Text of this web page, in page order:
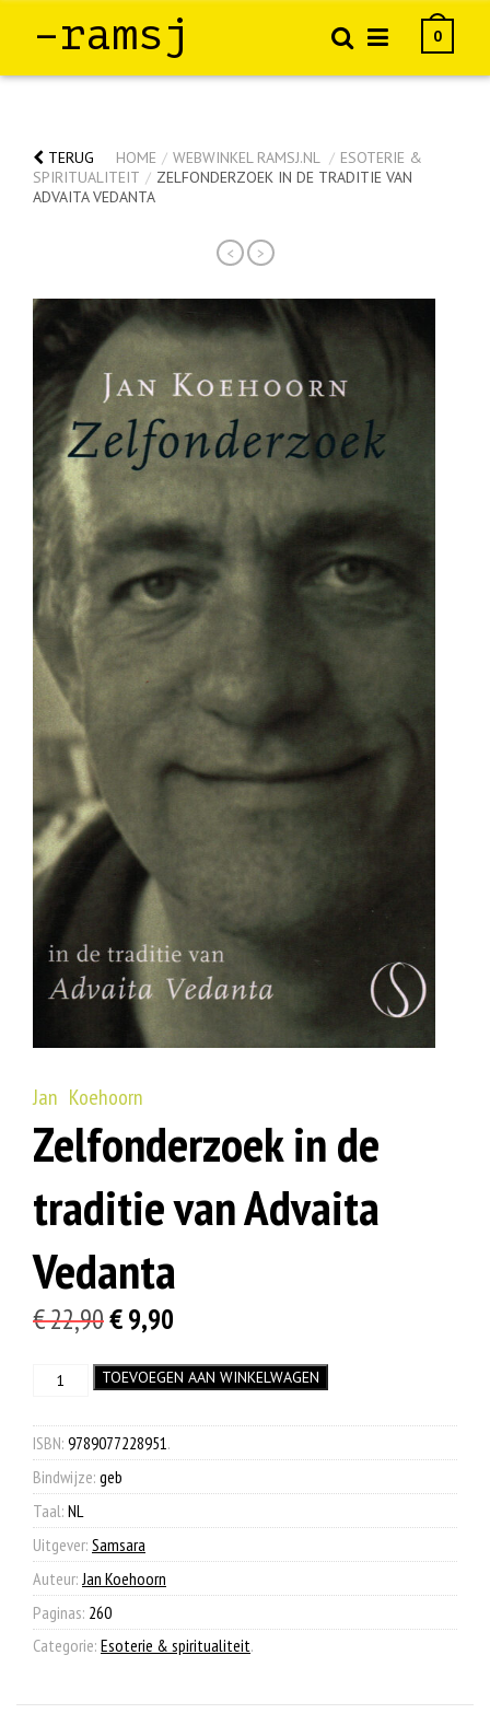
–ramsj 0
TERUG HOME / WEBWINKEL RAMSJ.NL / ESOTERIE &
SPIRITUALITEIT / ZELFONDERZOEK IN DE TRADITIE VAN
ADVAITA VEDANTA
< >
Jan Koehoorn
Zelfonderzoek in de
traditie van Advaita
Vedanta
€22,90Oorspronkelijke
was:
€ 22,90.
€9,90
is:
€ 9,90.
Zelfonderzoek
traditie
van
Advaita
Vedanta
aantal
TOEVOEGEN AAN WINKELWAGEN
ISBN: 9789077228951.
Bindwijze: geb
Taal: NL
Uitgever: Samsara
Auteur: Jan Koehoorn
Paginas: 260
Categorie: Esoterie & spiritualiteit.